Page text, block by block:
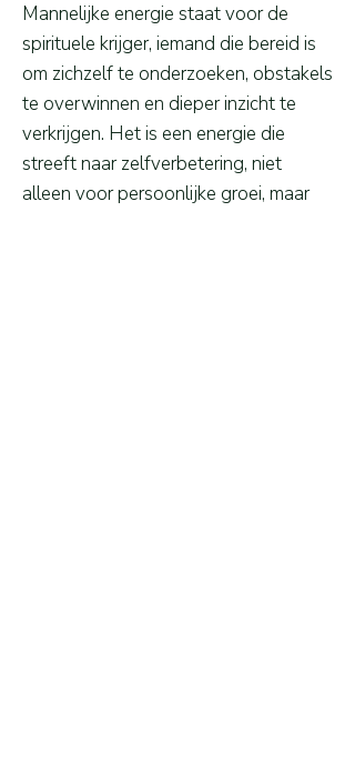
Mannelijke energie staat voor de
spirituele krijger, iemand die bereid is
om zichzelf te onderzoeken, obstakels
te overwinnen en dieper inzicht te
verkrijgen. Het is een energie die
streeft naar zelfverbetering, niet
alleen voor persoonlijke groei, maar